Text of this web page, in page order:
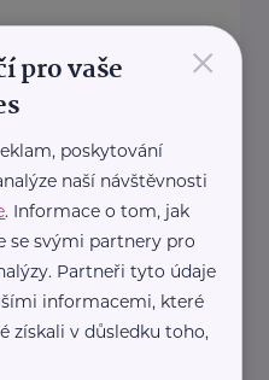
cs-cz
×
pro vaše
poskytování
naší návštěvnosti
. Informace o tom, jak
se svými partnery pro
Partneři tyto údaje
informacemi, které
získali v důsledku toho,